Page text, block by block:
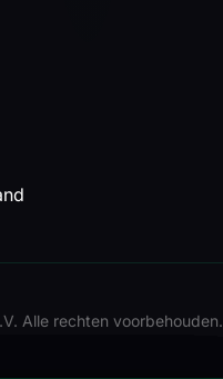
Alle rechten voorbehouden.